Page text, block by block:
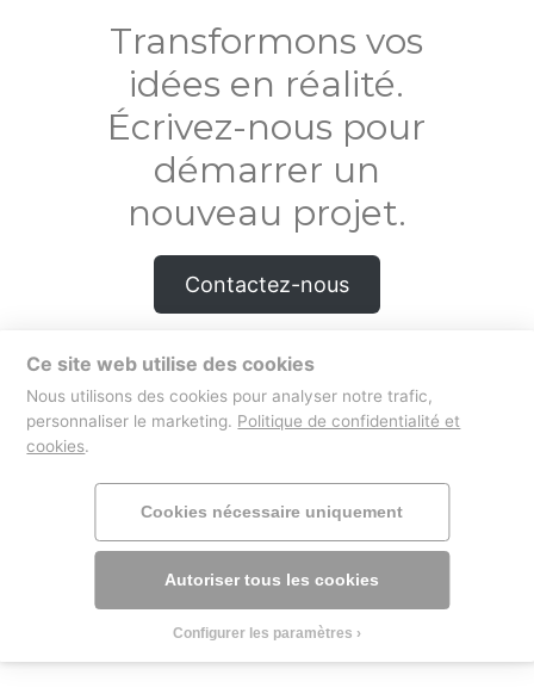
Transformons vos
idées en réalité.
Écrivez-nous pour
démarrer un
nouveau projet.
Contactez-nous
boutique mentions légales
Ce site web utilise des cookies
Nous utilisons des cookies pour analyser notre trafic,
personnaliser le marketing. Politique de confidentialité et
cookies.
Cookies nécessaire uniquement
Autoriser tous les cookies
Configurer les paramètres